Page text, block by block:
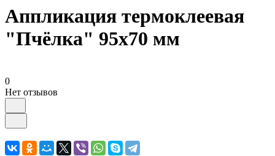
Аппликация термоклеевая
"Пчёлка" 95х70 мм
0
Нет отзывов